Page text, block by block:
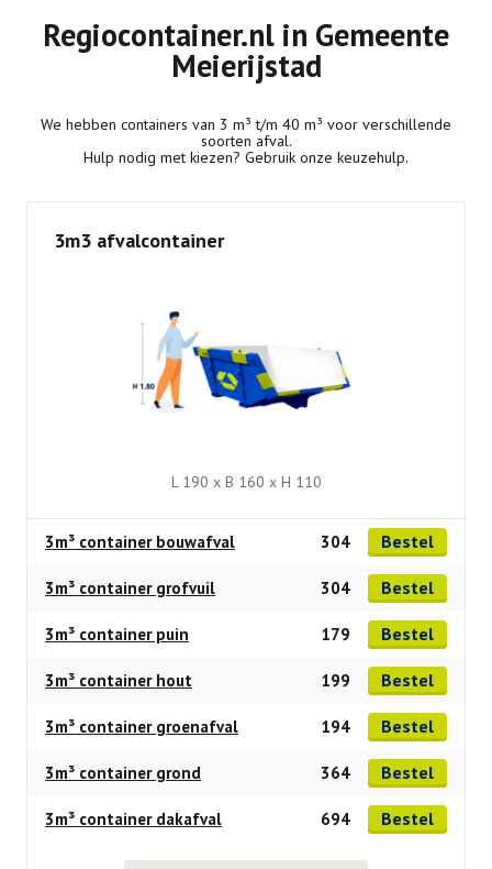
Regiocontainer.nl in Gemeente
Meierijstad
We hebben containers van 3 m³ t/m 40 m³ voor verschillende
soorten afval.
Hulp nodig met kiezen? Gebruik onze keuzehulp.
3m3 afvalcontainer
L 190 x B 160 x H 110
3m³ container bouwafval 304 Bestel
3m³ container grofvuil 304 Bestel
3m³ container puin 179 Bestel
3m³ container hout 199 Bestel
3m³ container groenafval 194 Bestel
3m³ container grond 364 Bestel
3m³ container dakafval 694 Bestel